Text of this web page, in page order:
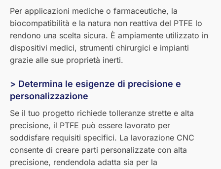
Per applicazioni mediche o farmaceutiche, la
biocompatibilità e la natura non reattiva del PTFE lo
rendono una scelta sicura. È ampiamente utilizzato in
dispositivi medici, strumenti chirurgici e impianti
grazie alle sue proprietà inerti.
> Determina le esigenze di precisione e
personalizzazione
Se il tuo progetto richiede tolleranze strette e alta
precisione, il PTFE può essere lavorato per
soddisfare requisiti specifici. La lavorazione CNC
consente di creare parti personalizzate con alta
precisione, rendendola adatta sia per la